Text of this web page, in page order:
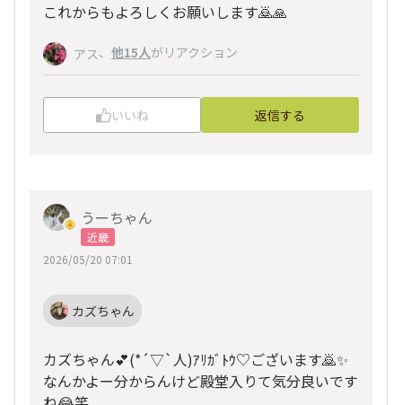
これからもよろしくお願いします🙇🙏
アス、 他15人がリアクション
いいね 返信する
うーちゃん
近畿
2026/05/20 07:01
カズちゃん
カズちゃん💕︎(*´▽`人)ｱﾘｶﾞﾄｳ♡ございます🙇✨
なんかよー分からんけど殿堂入りて気分良いです